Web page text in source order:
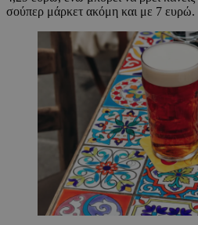
σούπερ μάρκετ ακόμη και με 7 ευρώ.